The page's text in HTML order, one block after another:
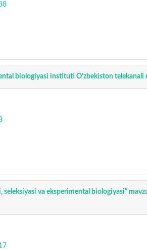
biologiyasi instituti O'zbekiston telekanali
seleksiyasi va eksperimental biologiyasi”